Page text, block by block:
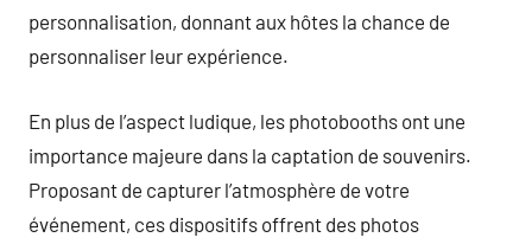
personnalisation, donnant aux hôtes la chance de
personnaliser leur expérience.
En plus de l’aspect ludique, les photobooths ont une
importance majeure dans la captation de souvenirs.
Proposant de capturer l’atmosphère de votre
événement, ces dispositifs offrent des photos